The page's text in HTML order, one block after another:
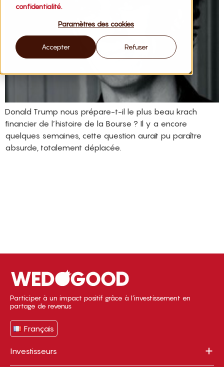
confidentialité.
Paramètres des cookies
Accepter Refuser
Donald Trump nous prépare-t-il le plus beau krach
financier de l’histoire de la Bourse ? Il y a encore
quelques semaines, cette question aurait pu paraître
absurde, totalement déplacée.
Participer à un impact positif grâce à l’investissement en
partage de revenus
Français
Investisseurs